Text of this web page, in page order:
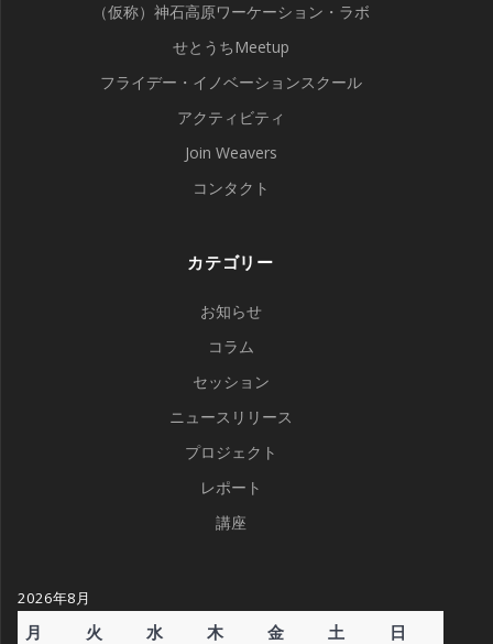
（仮称）神石高原ワーケーション・ラボ
せとうちMeetup
フライデー・イノベーションスクール
アクティビティ
Join Weavers
コンタクト
カテゴリー
お知らせ
コラム
セッション
ニュースリリース
プロジェクト
レポート
講座
2026年8月
月 火 水 木 金 土
日